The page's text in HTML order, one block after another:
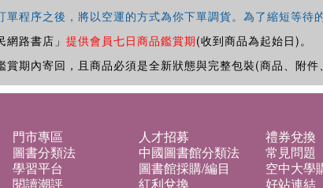
單程序之後，將以空運的方式為你下單調貨。為了縮短等
路書店」 提供會員七日商品鑑賞期(收到商品為起始日)。
期內寄回，且商品必須是全新狀態與完整包裝(商品、附件
門市專區 人才招募 禮券兌換
圖書分類法 中國圖書館分類法 常見問題
學習平台 圖書館採購/編目 空中大學
閱讀潮評 紅利兌換 好站連結